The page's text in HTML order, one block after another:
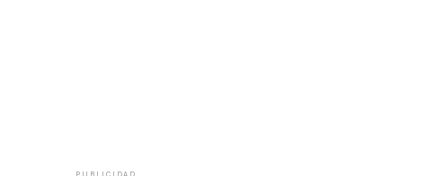
PUBLICIDAD